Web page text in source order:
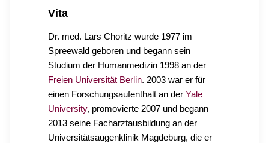
Vita
Dr. med. Lars Choritz wurde 1977 im
Spreewald geboren und begann sein
Studium der Humanmedizin 1998 an der
Freien Universität Berlin. 2003 war er für
einen Forschungsaufenthalt an der Yale
University, promovierte 2007 und begann
2013 seine Facharztausbildung an der
Universitätsaugenklinik Magdeburg, die er